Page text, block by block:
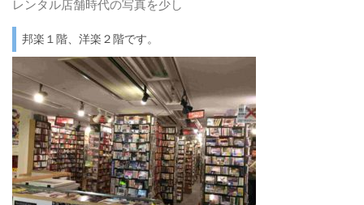
レンタル店舗時代の写真を少し
邦楽１階、洋楽２階です。